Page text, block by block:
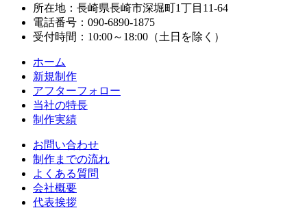
所在地：長崎県長崎市深堀町1丁目11-64
電話番号：090-6890-1875
受付時間：10:00～18:00（土日を除く）
ホーム
新規制作
アフターフォロー
当社の特長
制作実績
お問い合わせ
制作までの流れ
よくある質問
会社概要
代表挨拶